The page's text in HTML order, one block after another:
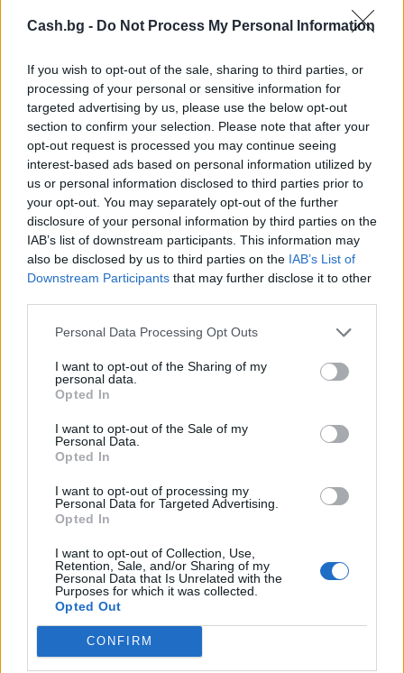
Cash.bg - Do Not Process My Personal Information
If you wish to opt-out of the sale, sharing to third parties, or
processing of your personal or sensitive information for
targeted advertising by us, please use the below opt-out
section to confirm your selection. Please note that after your
opt-out request is processed you may continue seeing
interest-based ads based on personal information utilized by
us or personal information disclosed to third parties prior to
your opt-out. You may separately opt-out of the further
disclosure of your personal information by third parties on the
IAB’s list of downstream participants. This information may
also be disclosed by us to third parties on the IAB’s List of
Downstream Participants that may further disclose it to other
Personal Data Processing Opt Outs
I want to opt-out of the Sharing of my
personal data.
Opted In
I want to opt-out of the Sale of my
Personal Data.
Opted In
I want to opt-out of processing my
Personal Data for Targeted Advertising.
Opted In
I want to opt-out of Collection, Use,
Retention, Sale, and/or Sharing of my
Personal Data that Is Unrelated with the
Purposes for which it was collected.
Opted Out
CONFIRM
Украйна е получила близо 200 млрд.
долара външно финансиране за
последните 4 години
06.08.2026 / 09:00
Експерти: Изкуственият интелект
постига нови нива на „автономност и
опити за измама“
05.08.2026 / 11:30